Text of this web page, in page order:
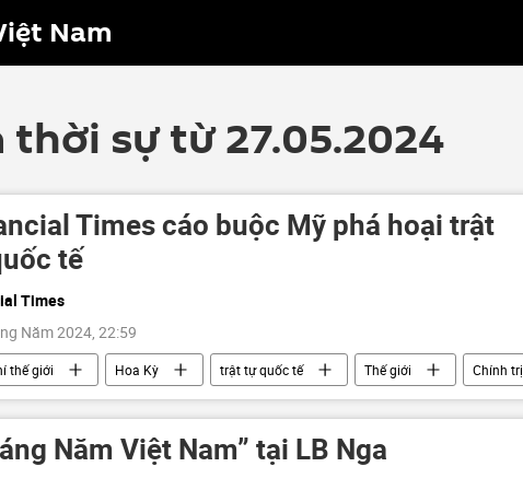
Nam
thời sự từ 27.05.2024
Times cáo buộc Mỹ phá hoại trật
tế
Times
Năm 2024, 22:59
thế giới Hoa Kỳ trật tự quốc tế Thế giới
Chính trị
Trung Quốc
Năm Việt Nam” tại LB Nga